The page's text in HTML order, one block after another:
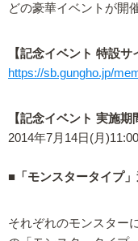
どの豪華イベントが開
【記念イベント 特設サ
https://sb.gungho.jp/
【記念イベント 実施期
2014年7月14日(月
■「モンスタータイプ」
それぞれのモンスター